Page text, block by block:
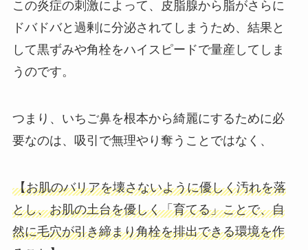
この炎症の刺激によって、皮脂腺から脂がさらに
ドバドバと過剰に分泌されてしまうため、結果と
して黒ずみや角栓をハイスピードで量産してしま
うのです。
つまり、いちご鼻を根本から綺麗にするために必
要なのは、吸引で無理やり奪うことではなく、
【お肌のバリアを壊さないように優しく汚れを落
とし、お肌の土台を優しく「育てる」ことで、自
然に毛穴が引き締まり角栓を排出できる環境を作